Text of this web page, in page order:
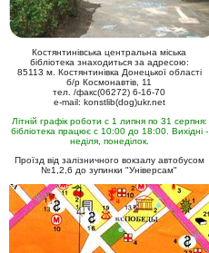
Костянтинівська центральна міська
бібліотека знаходиться за адресою:
85113 м. Костянтинівка Донецької області
б/р Космонавтів, 11
тел. /факс(06272) 6-16-70
e-mail: konstlib(dog)ukr.net
Літній графік роботи с 1 липня по 31 серпня:
бібліотека працює с 10:00 до 18:00. Вихідні -
неділя, понеділок.
Проїзд від залізничного вокзалу автобусом
№1,2,6 до зупинки "Універсам"